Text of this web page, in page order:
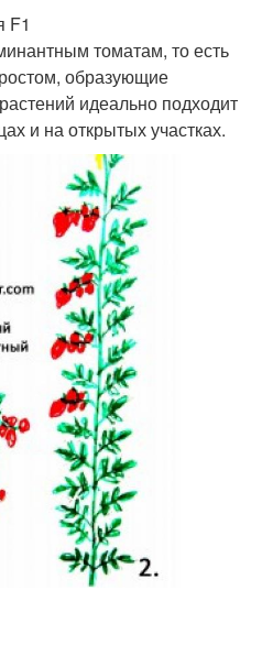
F1
томатам, то есть
образующие
идеально подходит
и на открытых участках.